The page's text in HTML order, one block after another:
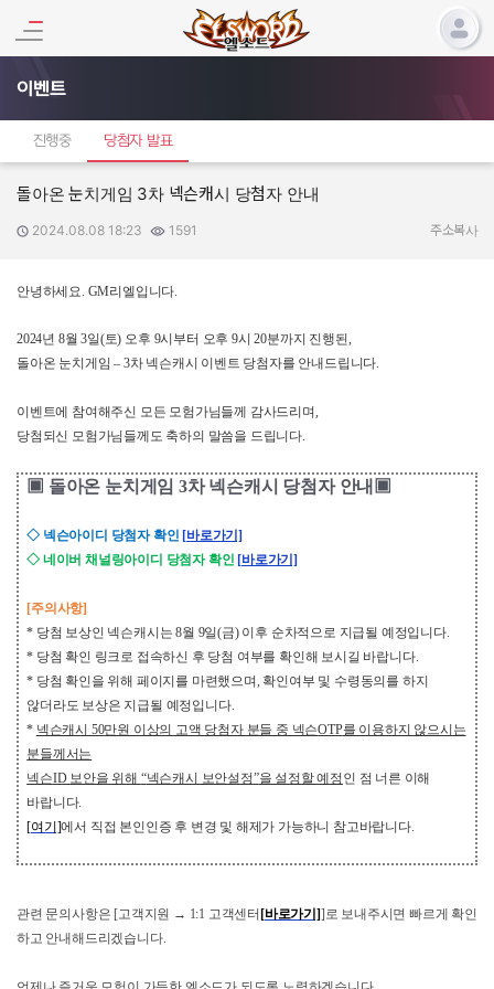
이벤트
진행중 당첨자 발표
돌아온 눈치게임 3차 넥슨캐시 당첨자 안내
작성일:
2024.08.08 18:23
조회수: 1591 주소복사
안녕하세요. GM리엘입니다.
2024년 8월3일(토) 오후 9시부터 오후 9시 20분까지 진행된,
돌아온 눈치게임– 3차 넥슨캐시 이벤트 당첨자를 안내드립니다.
이벤트에 참여해주신 모든 모험가님들께 감사드리며,
당첨되신 모험가님들께도 축하의 말씀을 드립니다.
▣ 돌아온 눈치게임3차 넥슨캐시 당첨자 안내▣
◇ 넥슨아이디 당첨자 확인 [바로가기]
◇ 네이버 채널링아이디 당첨자 확인 [바로가기]
[주의사항]
* 당첨 보상인 넥슨캐시는 8월 9일(금) 이후 순차적으로 지급될 예정입니다.
* 당첨 확인 링크로 접속하신 후 당첨 여부를 확인해 보시길 바랍니다.
* 당첨 확인을 위해 페이지를 마련했으며, 확인여부 및 수령동의를 하지
않더라도 보상은 지급될 예정입니다.
* 넥슨캐시 50만원 이상의 고액 당첨자 분들 중 넥슨OTP를 이용하지 않으시는
분들께서는
넥슨ID 보안을 위해 “넥슨캐시 보안설정”을 설정할 예정인 점 너른 이해
바랍니다.
[여기]에서 직접 본인인증 후 변경 및 해제가 가능하니 참고바랍니다.
관련 문의사항은 [고객지원 → 1:1 고객센터[바로가기]] 로 보내주시면 빠르게 확인
하고 안내해드리겠습니다.